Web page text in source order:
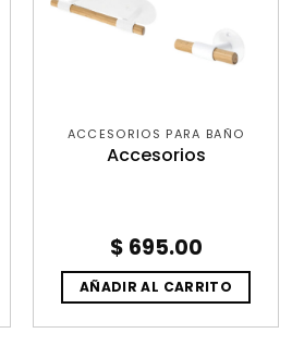
ACCESORIOS PARA BAÑO
Accesorios
$ 695.00
AÑADIR AL CARRITO